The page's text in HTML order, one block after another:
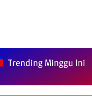
Trending Minggu Ini